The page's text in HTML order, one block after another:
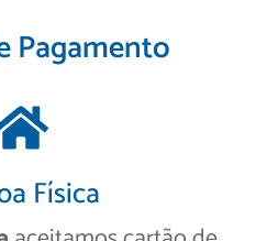
Pagamento
Física